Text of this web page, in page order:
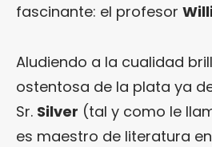
fascinante: el profesor
Aludiendo a la cualidad
ostentosa de la plata ya
Sr. Silver (tal y como le
es maestro de literatura